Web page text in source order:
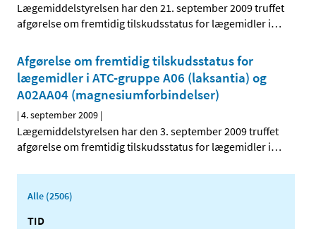
Lægemiddelstyrelsen har den 21. september 2009 truffet
afgørelse om fremtidig tilskudsstatus for lægemidler i…
Afgørelse om fremtidig tilskudsstatus for
lægemidler i ATC-gruppe A06 (laksantia) og
A02AA04 (magnesiumforbindelser)
|4. september 2009 |
Lægemiddelstyrelsen har den 3. september 2009 truffet
afgørelse om fremtidig tilskudsstatus for lægemidler i…
Alle (2506)
TID